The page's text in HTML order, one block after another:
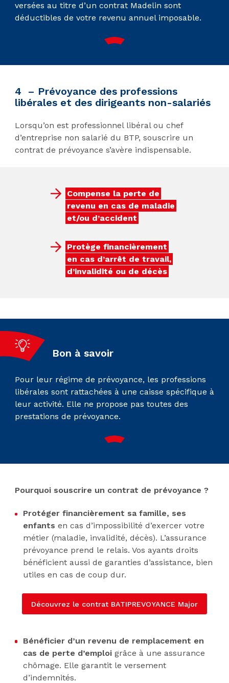
versées au titre d’un contrat Madelin sont
déductibles de votre revenu annuel imposable.
4 – Prévoyance des professions
libérales et des dirigeants non-salariés
Lorsqu’on est professionnel libéral ou chef
d’entreprise non salarié du BTP, souscrire un
contrat de prévoyance s’avère indispensable.
Compense la perte de
revenu en cas de maladie
et/ou d’accident
Protège financièrement
en cas d’arrêt de travail,
d’invalidité ou de décès
Bon à savoir
Pour leur régime de prévoyance, les professions
libérales sont rattachées à une caisse spécifique à
leur activité. Elle ne propose pas toutes des
prestations de prévoyance.
Pourquoi souscrire un contrat de prévoyance ?
Protéger financièrement sa famille, ses
enfants en cas d’impossibilité d’exercer votre
métier (maladie, invalidité, décès). L’assurance
prévoyance prend le relais. Vos ayants droits
bénéficient aussi de garanties d’assistance, bien
utiles en cas de coup dur.
Découvrez le contrat BATIPREVOYANCE Major
Bénéficier d’un revenu de remplacement en
cas de perte d’emploi grâce à une assurance
chômage. Elle garantit le versement
d’indemnités.